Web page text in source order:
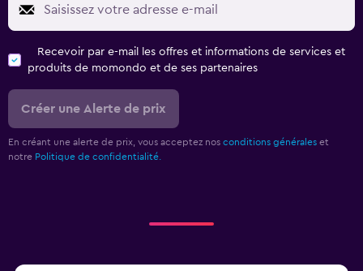
Recevoir par e-mail les offres et informations de services et
produits de momondo et de ses partenaires
Créer une Alerte de prix
En créant une alerte de prix, vous acceptez nos conditions générales et
notre Politique de confidentialité.